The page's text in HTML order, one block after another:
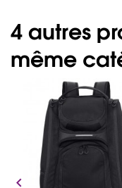
4 autres
même
